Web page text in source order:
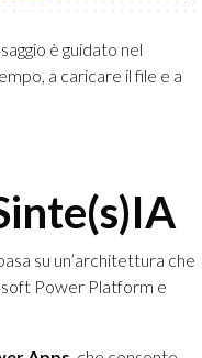
è guidato nel
a caricare il file e a
su un’architettura che
Power Platform e